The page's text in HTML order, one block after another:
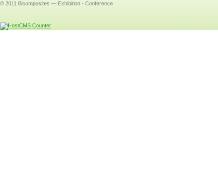
© 2011 Bicomposites — Exhibition - Conference